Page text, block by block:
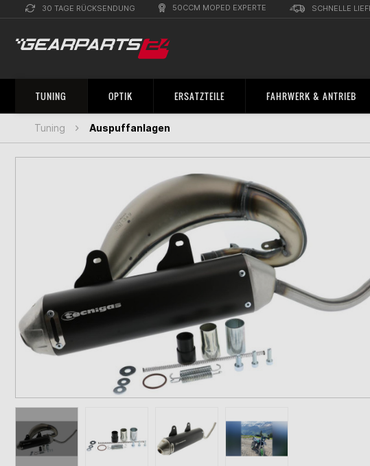
30 TAGE RÜCKSENDUNG 50CCM MOPED EXPERTE SCHNELLE
TUNING OPTIK ERSATZTEILE FAHRWERK & ANTRIEB
Tuning Auspuffanlagen